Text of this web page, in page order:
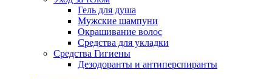
Гель для душа
Мужские шампуни
Окрашивание волос
Средства для укладки
Средства Гигиены
Дезодоранты и антиперспиранты